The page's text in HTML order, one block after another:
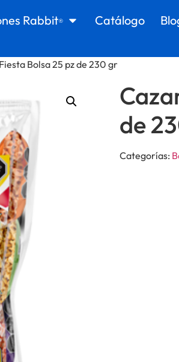
Rabbit® Catálogo
Bolsa 25 pz de 230 gr
de
Categorías: